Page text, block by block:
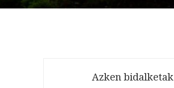
Azken bidalketak